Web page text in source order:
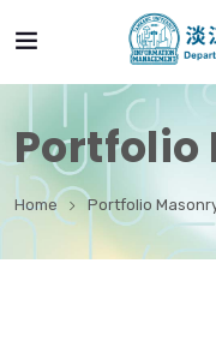
Portfolio
Home Portfolio